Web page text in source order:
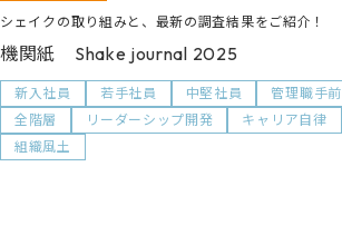
シェイクの取り組みと、最新の調査結果をご紹介！
機関紙 Shake journal 2025
新入社員 若手社員 中堅社員 管理職手前
全階層
リーダーシップ開発 キャリア自律
組織風土